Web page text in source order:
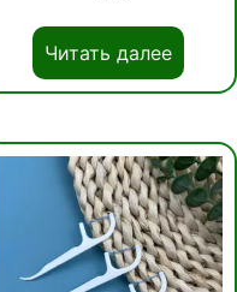
Читать далее